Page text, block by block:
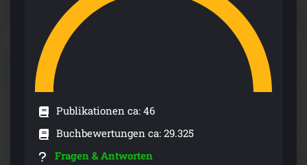
Publikationen ca: 46
Buchbewertungen ca: 29.325
Fragen & Antworten